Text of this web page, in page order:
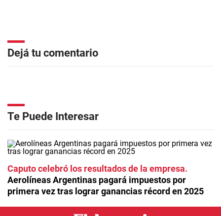
Dejá tu comentario
Te Puede Interesar
Caputo celebró los resultados de la empresa
Aerolíneas Argentinas pagará impuestos por
primera vez tras lograr ganancias récord en 2025